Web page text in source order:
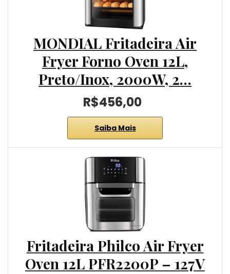
MONDIAL Fritadeira Air
Fryer Forno Oven 12L,
Preto/Inox, 2000W, 2…
R$456,00
Saiba Mais
Fritadeira Philco Air Fryer
Oven 12L PFR2200P – 127V